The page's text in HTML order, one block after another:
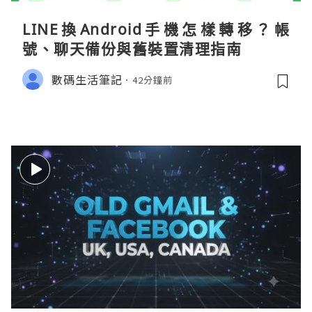
LINE換Android手機怎樣轉移？帳
號、聊天備份與舊裝置清理指南
數碼生活筆記 42分鐘前